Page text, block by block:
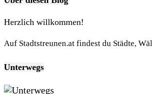
Herzlich willkommen!
Auf Stadtstreunen.at findest du Städte,
Unterwegs